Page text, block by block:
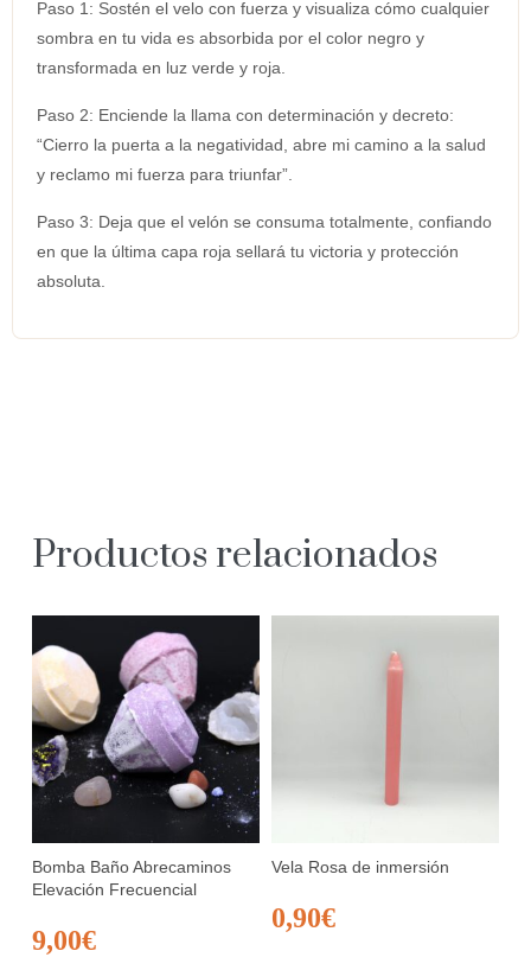
Paso 1: Sostén el velo con fuerza y ​​visualiza cómo cualquier
sombra en tu vida es absorbida por el color negro y
transformada en luz verde y roja.
Paso 2: Enciende la llama con determinación y decreto:
“Cierro la puerta a la negatividad, abre mi camino a la salud
y reclamo mi fuerza para triunfar”.
Paso 3: Deja que el velón se consuma totalmente, confiando
en que la última capa roja sellará tu victoria y protección
absoluta.
Productos relacionados
Bomba Baño Abrecaminos
Elevación Frecuencial
9,00€
Vela Rosa de inmersión
0,90€